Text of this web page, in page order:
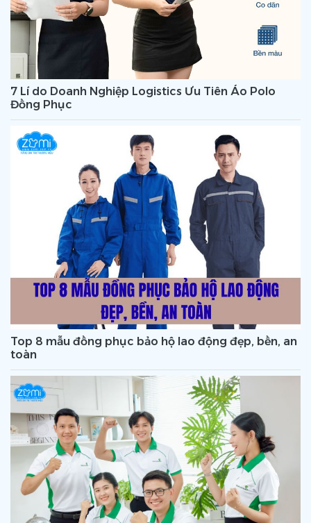
7 Lí do Doanh Nghiệp Logistics Ưu Tiên Áo Polo
Đồng Phục
Top 8 mẫu đồng phục bảo hộ lao động đẹp, bền, an
toàn